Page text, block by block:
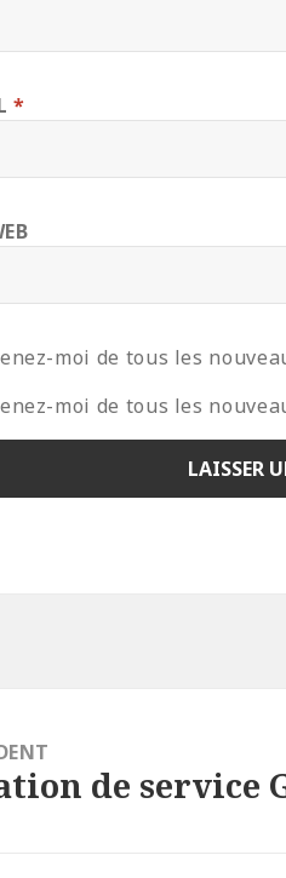
*
moi de tous les
moi de tous les
de service